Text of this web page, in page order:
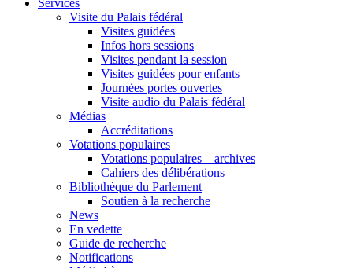
Services
Visite du Palais fédéral
Visites guidées
Infos hors sessions
Visites pendant la session
Visites guidées pour enfants
Journées portes ouvertes
Visite audio du Palais fédéral
Médias
Accréditations
Votations populaires
Votations populaires – archives
Cahiers des délibérations
Bibliothèque du Parlement
Soutien à la recherche
News
En vedette
Guide de recherche
Notifications